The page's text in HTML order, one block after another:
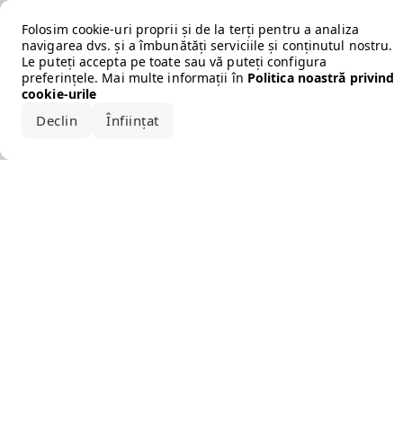
Folosim cookie-uri proprii și de la terți pentru a analiza
navigarea dvs. și a îmbunătăți serviciile și conținutul nostru.
Le puteți accepta pe toate sau vă puteți configura
preferințele. Mai multe informații în Politica noastră privind
cookie-urile
Declin Înființat
Error loading the brand